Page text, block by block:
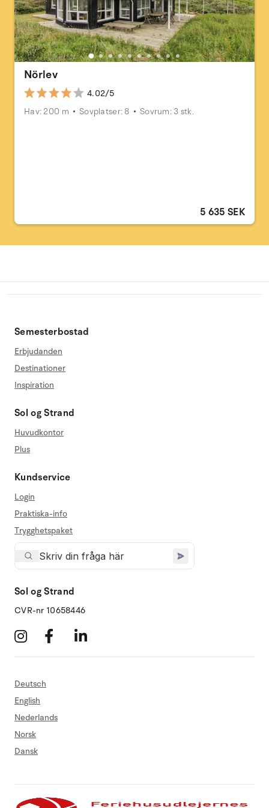
Nörlev
4.02/5
Hav: 200 m
Sovplatser: 8 Sovrum: 3 stk.
5 635 SEK
Semesterbostad
Erbjudanden
Destinationer
Inspiration
Sol og Strand
Huvudkontor
Plus
Kundservice
Login
Praktiska-info
Trygghetspaket
Sol og Strand
CVR-nr 10658446
Deutsch
English
Nederlands
Norsk
Dansk